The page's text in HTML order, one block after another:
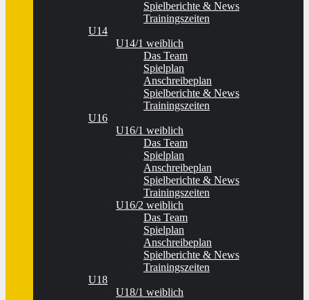
Spielberichte & News
Trainingszeiten
U14
U14/1 weiblich
Das Team
Spielplan
Anschreibeplan
Spielberichte & News
Trainingszeiten
U16
U16/1 weiblich
Das Team
Spielplan
Anschreibeplan
Spielberichte & News
Trainingszeiten
U16/2 weiblich
Das Team
Spielplan
Anschreibeplan
Spielberichte & News
Trainingszeiten
U18
U18/1 weiblich